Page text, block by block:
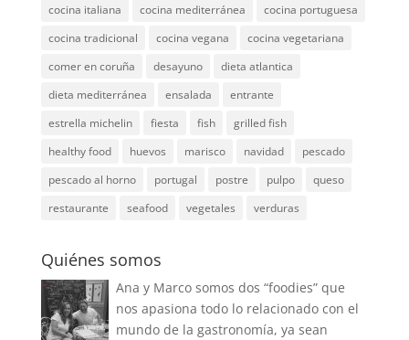
cocina italiana
cocina mediterránea
cocina portuguesa
cocina tradicional
cocina vegana
cocina vegetariana
comer en coruña
desayuno
dieta atlantica
dieta mediterránea
ensalada
entrante
estrella michelin
fiesta fish
grilled fish
healthy food
huevos marisco navidad
pescado
pescado al horno
portugal postre pulpo
queso
restaurante
seafood vegetales verduras
Quiénes somos
Ana y Marco somos dos “foodies” que
nos apasiona todo lo relacionado con el
mundo de la gastronomía, ya sean